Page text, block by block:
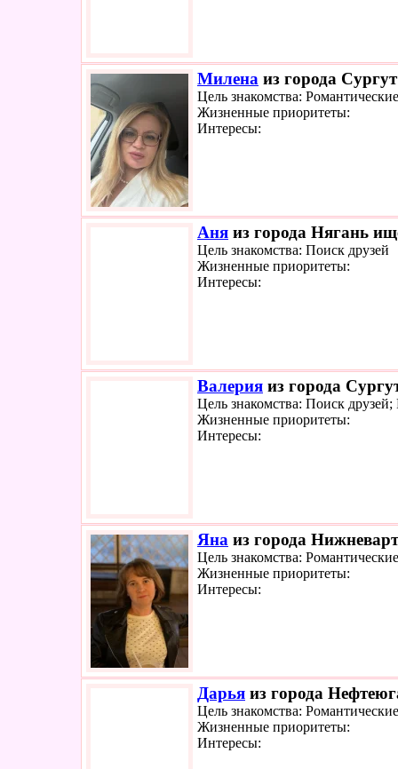
Милена из города
Цель знакомства:
Жизненные приоритеты:
Интересы:
Аня из города Нягань
Цель знакомства: Поиск друзей
Жизненные приоритеты:
Интересы:
Валерия из города
Цель знакомства: Поиск
Жизненные приоритеты:
Интересы:
Яна из города
Цель знакомства:
Жизненные приоритеты:
Интересы:
Дарья из города
Цель знакомства:
Жизненные приоритеты:
Интересы: